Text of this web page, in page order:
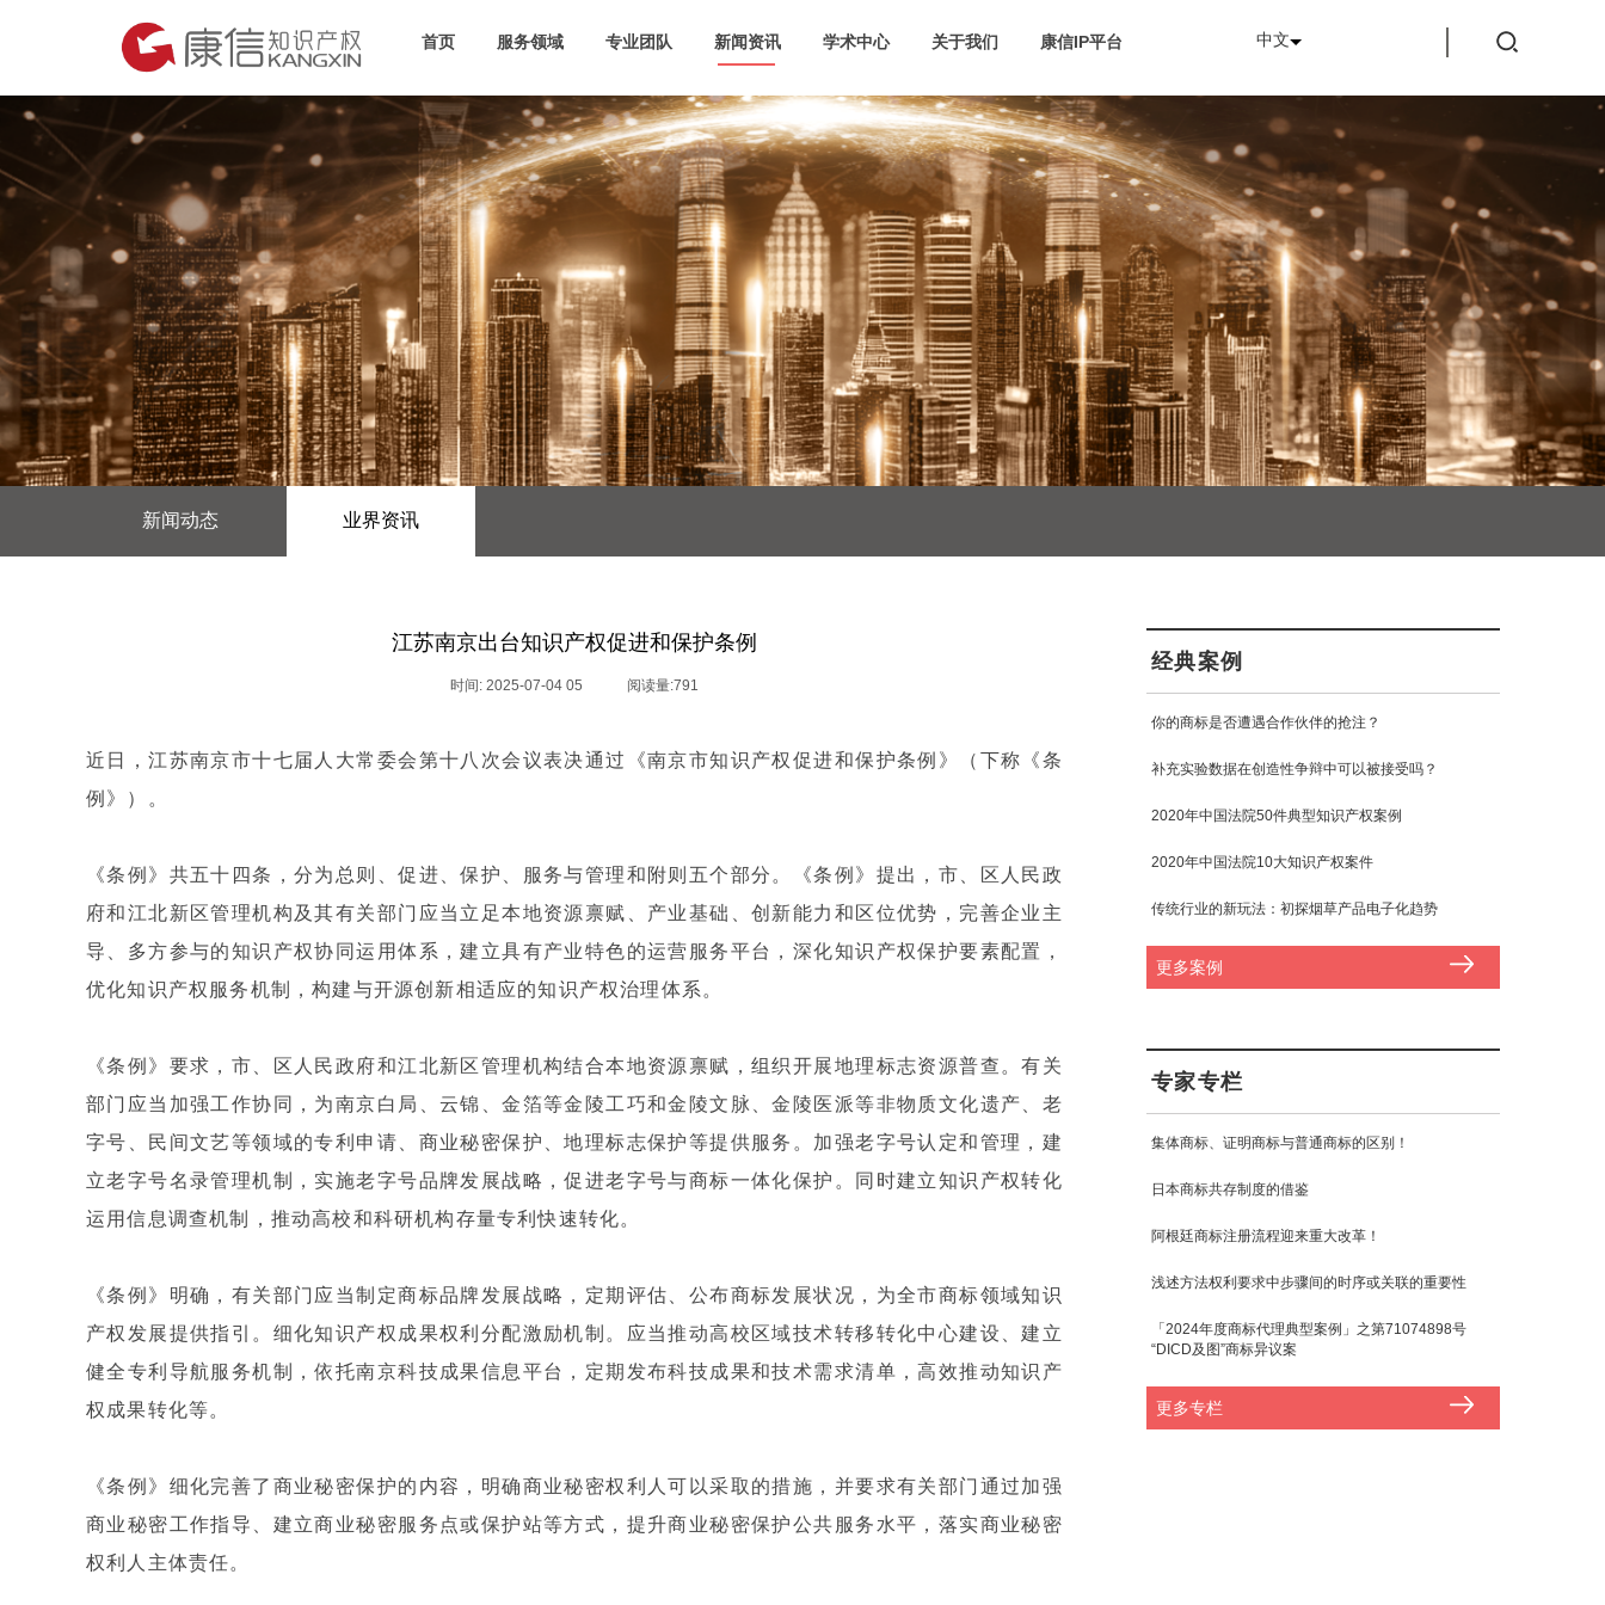
首页 服务领域 专业团队 新闻资讯 学术中心 关于我们 康信IP平台 中文
新闻动态 业界资讯
江苏南京出台知识产权促进和保护条例
时间: 2025-07-04 05 阅读量:791
近日，江苏南京市十七届人大常委会第十八次会议表决通过《南京市知识产权促进和保护条例》（下称《条
例》）。
《条例》共五十四条，分为总则、促进、保护、服务与管理和附则五个部分。《条例》提出，市、区人民政
府和江北新区管理机构及其有关部门应当立足本地资源禀赋、产业基础、创新能力和区位优势，完善企业主
导、多方参与的知识产权协同运用体系，建立具有产业特色的运营服务平台，深化知识产权保护要素配置，
优化知识产权服务机制，构建与开源创新相适应的知识产权治理体系。
《条例》要求，市、区人民政府和江北新区管理机构结合本地资源禀赋，组织开展地理标志资源普查。有关
部门应当加强工作协同，为南京白局、云锦、金箔等金陵工巧和金陵文脉、金陵医派等非物质文化遗产、老
字号、民间文艺等领域的专利申请、商业秘密保护、地理标志保护等提供服务。加强老字号认定和管理，建
立老字号名录管理机制，实施老字号品牌发展战略，促进老字号与商标一体化保护。同时建立知识产权转化
运用信息调查机制，推动高校和科研机构存量专利快速转化。
《条例》明确，有关部门应当制定商标品牌发展战略，定期评估、公布商标发展状况，为全市商标领域知识
产权发展提供指引。细化知识产权成果权利分配激励机制。应当推动高校区域技术转移转化中心建设、建立
健全专利导航服务机制，依托南京科技成果信息平台，定期发布科技成果和技术需求清单，高效推动知识产
权成果转化等。
《条例》细化完善了商业秘密保护的内容，明确商业秘密权利人可以采取的措施，并要求有关部门通过加强
商业秘密工作指导、建立商业秘密服务点或保护站等方式，提升商业秘密保护公共服务水平，落实商业秘密
权利人主体责任。
经典案例
你的商标是否遭遇合作伙伴的抢注？
补充实验数据在创造性争辩中可以被接受吗？
2020年中国法院50件典型知识产权案例
2020年中国法院10大知识产权案件
传统行业的新玩法：初探烟草产品电子化趋势
更多案例
专家专栏
集体商标、证明商标与普通商标的区别！
日本商标共存制度的借鉴
阿根廷商标注册流程迎来重大改革！
浅述方法权利要求中步骤间的时序或关联的重要性
「2024年度商标代理典型案例」之第71074898号
“DICD及图”商标异议案
更多专栏